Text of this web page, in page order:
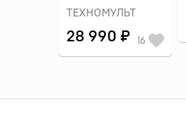
ТЕХНОМУЛЬТ
28 990 ₽ 16